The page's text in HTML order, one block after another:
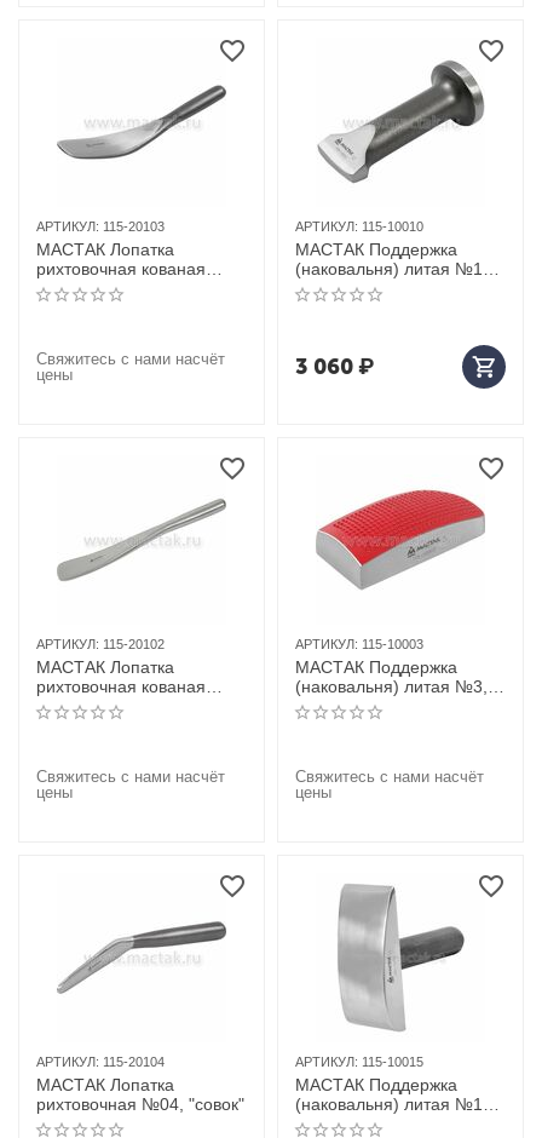
АРТИКУЛ: 115-20103
МАСТАК Лопатка
рихтовочная кованая
№03
Свяжитесь с нами насчёт
цены
АРТИКУЛ: 115-10010
МАСТАК Поддержка
(наковальня) литая №10,
"печать"
3 060₽
АРТИКУЛ: 115-20102
МАСТАК Лопатка
рихтовочная кованая
№02
Свяжитесь с нами насчёт
цены
АРТИКУЛ: 115-10003
МАСТАК Поддержка
(наковальня) литая №3, с
профилированной
насечкой
Свяжитесь с нами насчёт
цены
АРТИКУЛ: 115-20104
МАСТАК Лопатка
рихтовочная №04, "совок"
АРТИКУЛ: 115-10015
МАСТАК Поддержка
(наковальня) литая №15,
"полукруглый молот"